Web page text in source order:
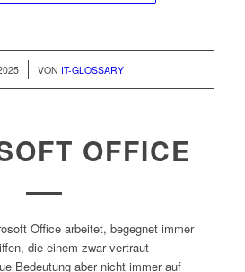
VON IT-GLOSSARY
OFFICE
Office arbeitet, begegnet immer
die einem zwar vertraut
Bedeutung aber nicht immer auf